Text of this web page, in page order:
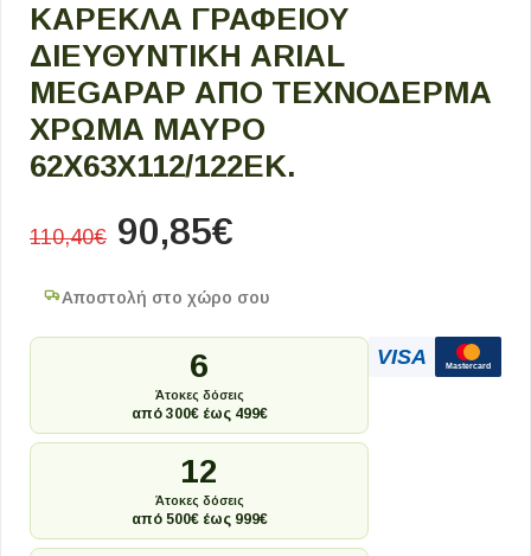
ΚΑΡΈΚΛΑ ΓΡΑΦΕΊΟΥ
ΔΙΕΥΘΥΝΤΙΚΉ ARIAL
MEGAPAP ΑΠΌ ΤΕΧΝΌΔΕΡΜΑ
ΧΡΏΜΑ ΜΑΎΡΟ
62X63X112/122ΕΚ.
110,40€ 90,85€
Αποστολή στο χώρο σου
6
Άτοκες δόσεις
από 300€ έως 499€
12
Άτοκες δόσεις
από 500€ έως 999€
VISA Mastercard